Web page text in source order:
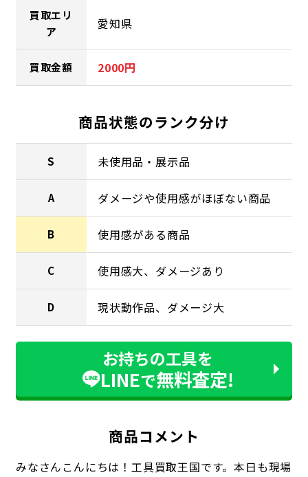
買取エリ
ア
愛知県
買取金額 2000円
商品状態のランク分け
S 未使用品・展示品
A ダメージや使用感がほぼない商品
B 使用感がある商品
C 使用感大、ダメージあり
D 現状動作品、ダメージ大
お持ちの工具を
LINEで無料査定!
商品コメント
みなさんこんにちは！工具買取王国です。本日も現場